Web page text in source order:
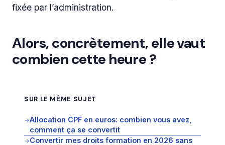
fixée par l’administration.
Alors, concrètement, elle vaut
combien cette heure ?
SUR LE MÊME SUJET
→Allocation CPF en euros: combien vous avez,
comment ça se convertit
→Convertir mes droits formation en 2026 sans